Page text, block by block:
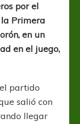
por el
Primera
en un
en el juego,
partido
salió con
llegar